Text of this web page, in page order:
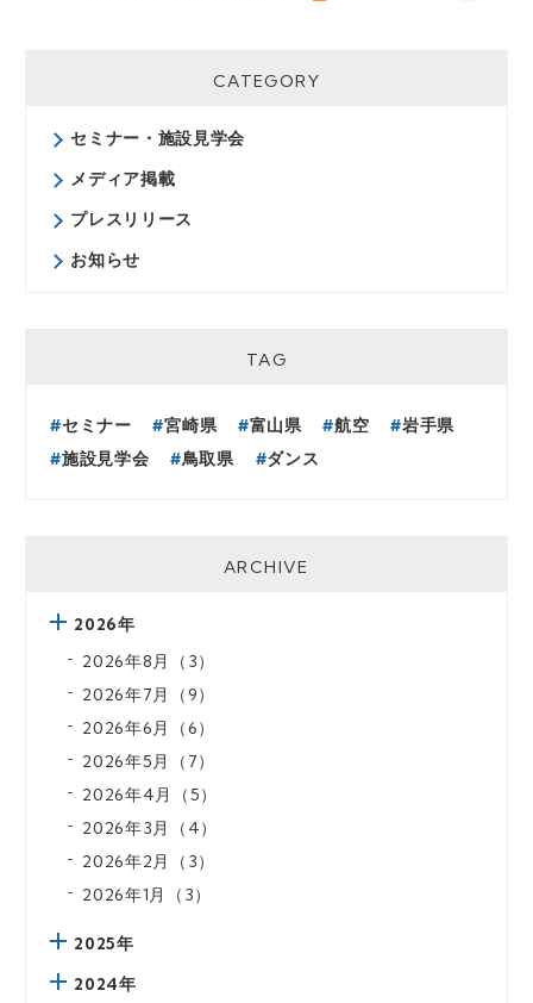
CATEGORY
セミナー・施設見学会
メディア掲載
プレスリリース
お知らせ
TAG
セミナー 宮崎県 富山県 航空
岩手県
施設見学会
鳥取県 ダンス
ARCHIVE
2026年
2026年8月（3）
2026年7月（9）
2026年6月（6）
2026年5月（7）
2026年4月（5）
2026年3月（4）
2026年2月（3）
2026年1月（3）
2025年
2024年